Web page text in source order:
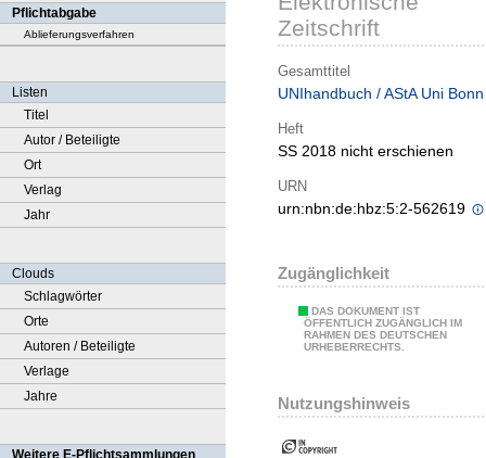
Pflichtabgabe
Ablieferungsverfahren
Listen
Titel
Autor / Beteiligte
Ort
Verlag
Jahr
Clouds
Schlagwörter
Orte
Autoren / Beteiligte
Verlage
Jahre
Weitere E-Pflichtsammlungen
Zeitschrift
Gesamttitel
UNIhandbuch / AStA Uni Bonn
Heft
SS 2018 nicht erschienen
URN
urn:nbn:de:hbz:5:2-562619
Zugänglichkeit
DAS DOKUMENT IST
ÖFFENTLICH ZUGÄNGLICH IM
RAHMEN DES DEUTSCHEN
URHEBERRECHTS.
Nutzungshinweis